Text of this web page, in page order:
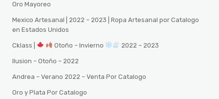
Oro Mayoreo
Mexico Artesanal | 2022 – 2023 | Ropa Artesanal por Catalogo
en Estados Unidos
Cklass | Otoño – Invierno 2022 – 2023
Ilusion – Otoño – 2022
Andrea – Verano 2022 – Venta Por Catalogo
Oro y Plata Por Catalogo